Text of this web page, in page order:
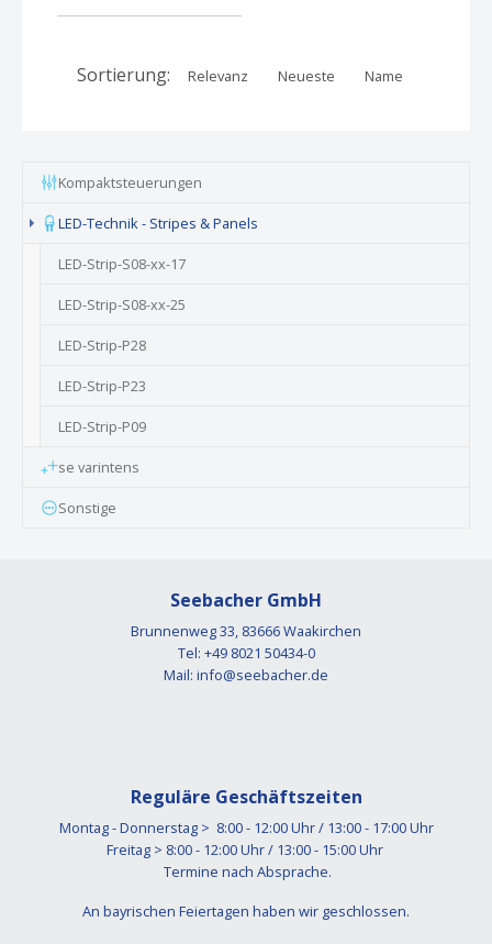
Sortierung: Relevanz Neueste Name
Kompaktsteuerungen
LED-Technik - Stripes & Panels
LED-Strip-S08-xx-17
LED-Strip-S08-xx-25
LED-Strip-P28
LED-Strip-P23
LED-Strip-P09
se varintens
Sonstige
Seebacher GmbH
Brunnenweg 33, 83666 Waakirchen
Tel: +49 8021 50434-0
Mail: info@seebacher.de
Reguläre Geschäftszeiten
Montag - Donnerstag > 8:00 - 12:00 Uhr / 13:00 - 17:00 Uhr
Freitag > 8:00 - 12:00 Uhr / 13:00 - 15:00 Uhr
Termine nach Absprache.
An bayrischen Feiertagen haben wir geschlossen.